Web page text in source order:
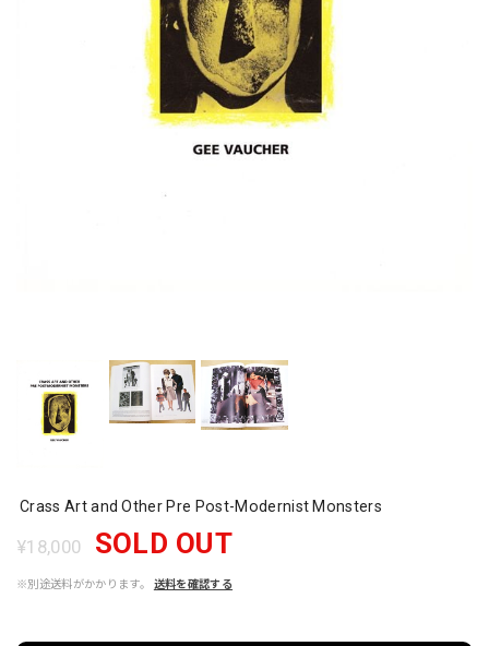
Crass Art and Other Pre Post-Modernist Monsters
¥18,000 SOLD OUT
※別途送料がかかります。 送料を確認する